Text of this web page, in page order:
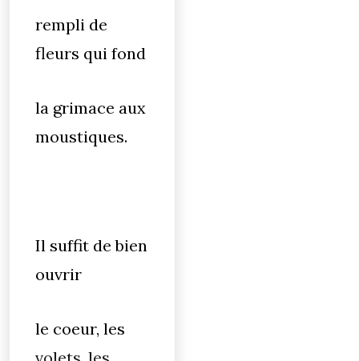
rempli de
fleurs qui fond
la grimace aux
moustiques.
Il suffit de bien
ouvrir
le coeur, les